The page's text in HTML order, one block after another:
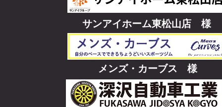
サンアイホーム東松山店 様
メンズ・カーブス 様